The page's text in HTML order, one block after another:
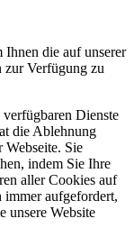
die auf unserer
zur Verfügung zu
Dienste
die Ablehnung
Sie
indem Sie Ihre
aller Cookies auf
immer aufgefordert,
unsere Website